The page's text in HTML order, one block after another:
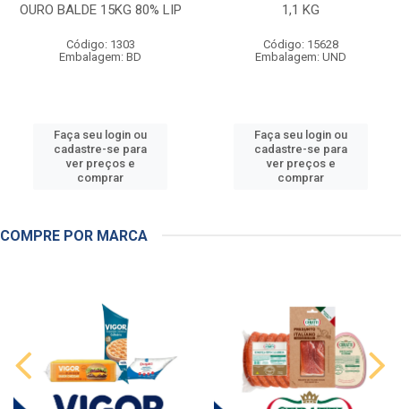
OURO BALDE 15KG 80% LIP
Código: 1303
Embalagem: BD
Faça seu login ou
cadastre-se para
ver preços e
comprar
1,1 KG
Código: 15628
Embalagem: UND
Faça seu login ou
cadastre-se para
ver preços e
comprar
COMPRE POR MARCA